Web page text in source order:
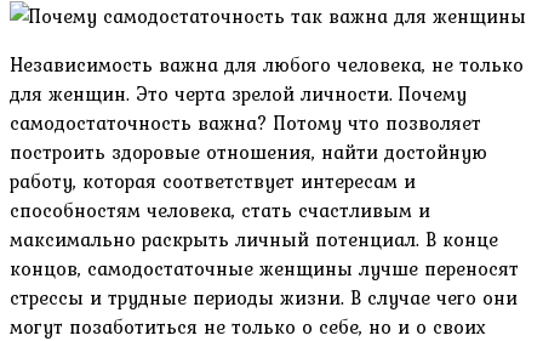
Независимость важна для любого человека, не только
для женщин. Это черта зрелой личности. Почему
самодостаточность важна? Потому что позволяет
построить здоровые отношения, найти достойную
работу, которая соответствует интересам и
способностям человека, стать счастливым и
максимально раскрыть личный потенциал. В конце
концов, самодостаточные женщины лучше переносят
стрессы и трудные периоды жизни. В случае чего они
могут позаботиться не только о себе, но и о своих